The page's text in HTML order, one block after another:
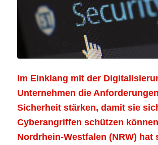
Im Einklang mit der
Unternehmen die
Sicherheit stärken, damit sie
Cyberangriffen schützen
Nordrhein-Westfalen (NRW) hat